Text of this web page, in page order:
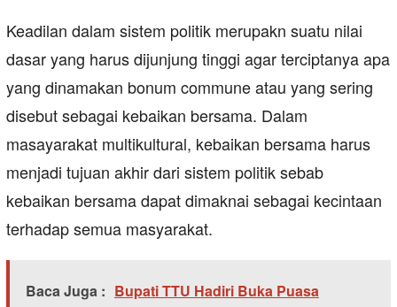
Keadilan dalam sistem politik merupakn suatu nilai
dasar yang harus dijunjung tinggi agar terciptanya apa
yang dinamakan bonum commune atau yang sering
disebut sebagai kebaikan bersama. Dalam
masayarakat multikultural, kebaikan bersama harus
menjadi tujuan akhir dari sistem politik sebab
kebaikan bersama dapat dimaknai sebagai kecintaan
terhadap semua masyarakat.
Baca Juga : Bupati TTU Hadiri Buka Puasa